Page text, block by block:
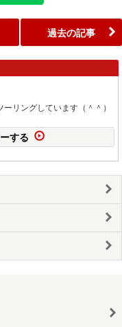
過去の記事
リングしています（＾＾）
する